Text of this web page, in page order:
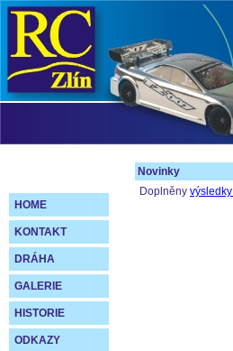
HOME
KONTAKT
DRÁHA
GALERIE
HISTORIE
ODKAZY
Novinky
Doplněny